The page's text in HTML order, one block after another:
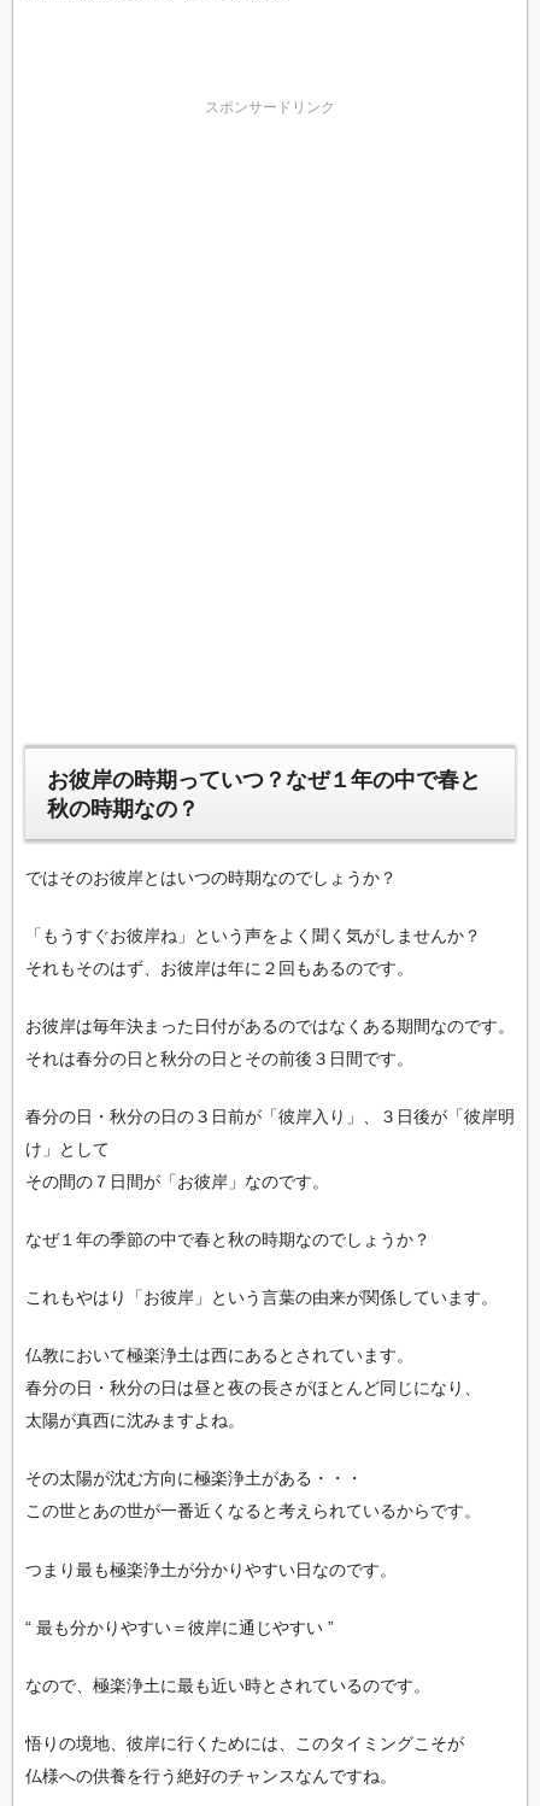
スポンサードリンク
お彼岸の時期っていつ？なぜ１年の中で春と
秋の時期なの？
ではそのお彼岸とはいつの時期なのでしょうか？
「もうすぐお彼岸ね」という声をよく聞く気がしませんか？
それもそのはず、お彼岸は年に２回もあるのです。
お彼岸は毎年決まった日付があるのではなくある期間なのです。
それは春分の日と秋分の日とその前後３日間です。
春分の日・秋分の日の３日前が「彼岸入り」、３日後が「彼岸明
け」として
その間の７日間が「お彼岸」なのです。
なぜ１年の季節の中で春と秋の時期なのでしょうか？
これもやはり「お彼岸」という言葉の由来が関係しています。
仏教において極楽浄土は西にあるとされています。
春分の日・秋分の日は昼と夜の長さがほとんど同じになり、
太陽が真西に沈みますよね。
その太陽が沈む方向に極楽浄土がある・・・
この世とあの世が一番近くなると考えられているからです。
つまり最も極楽浄土が分かりやすい日なのです。
“ 最も分かりやすい＝彼岸に通じやすい ”
なので、極楽浄土に最も近い時とされているのです。
悟りの境地、彼岸に行くためには、このタイミングこそが
仏様への供養を行う絶好のチャンスなんですね。